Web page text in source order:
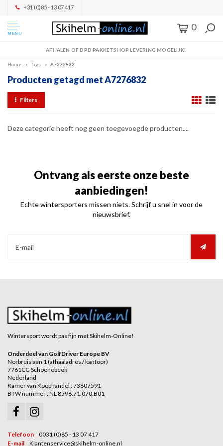
+31 (0)85 - 13 07 417
MENU
0
AFHALEN OF DPD PAKKETSHOP LEVERING MOGELIJK!
Home Tags A7276832
Producten getagd met A7276832
Filters
Deze categorie heeft nog geen toegevoegde producten....
Ontvang als eerste onze beste
aanbiedingen!
Echte wintersporters missen niets. Schrijf u snel in voor de
nieuwsbrief.
Wintersport wordt pas fijn met Skihelm-Online!
Onderdeel van GolfDriver Europe BV
Norbruislaan 1 (afhaaladres / kantoor)
7761CG Schoonebeek
Nederland
Kamer van Koophandel : 73807591
BTW nummer : NL 8596.71.070.B01
Telefoon
0031 (0)85 - 13 07 417
E-mail
Klantenservice@skihelm-online.nl